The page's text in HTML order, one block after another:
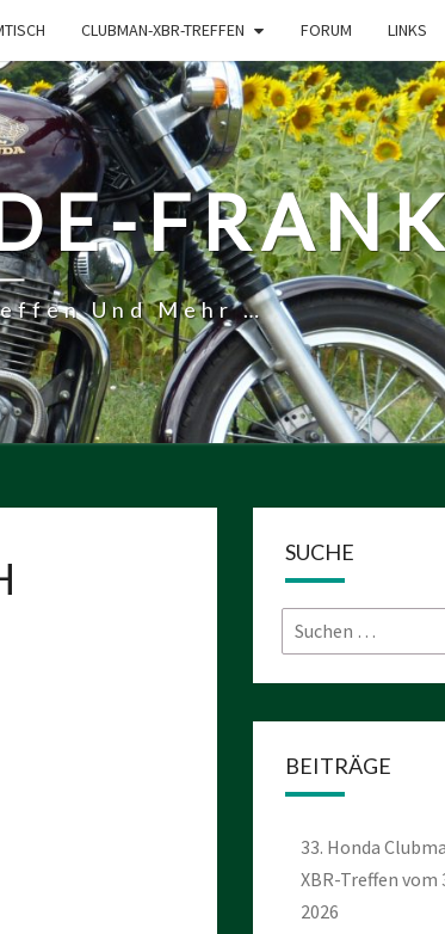
CLUBMAN-XBR-TREFFEN FORUM LINKS
Und Mehr …
SUCHE
Suchen
nach:
BEITRÄGE
33. Honda
XBR-Treffen vom
2026